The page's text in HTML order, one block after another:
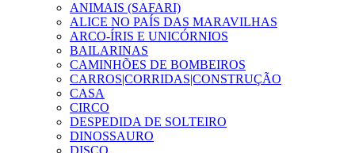
ANIMAIS (SAFARI)
ALICE NO PAÍS DAS MARAVILHAS
ARCO-ÍRIS E UNICÓRNIOS
BAILARINAS
CAMINHÕES DE BOMBEIROS
CARROS|CORRIDAS|CONSTRUÇÃO
CASA
CIRCO
DESPEDIDA DE SOLTEIRO
DINOSSAURO
DISCO